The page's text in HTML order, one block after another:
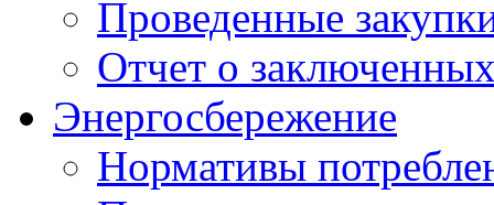
Проведенные
Отчет о
Энергосбережение
Нормативы